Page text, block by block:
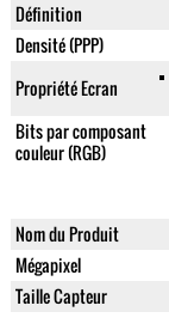
Définition
Densité (PPP)
Propriété Ecran
Bits par composant
couleur (RGB)
Nom du Produit
Mégapixel
Taille Capteur